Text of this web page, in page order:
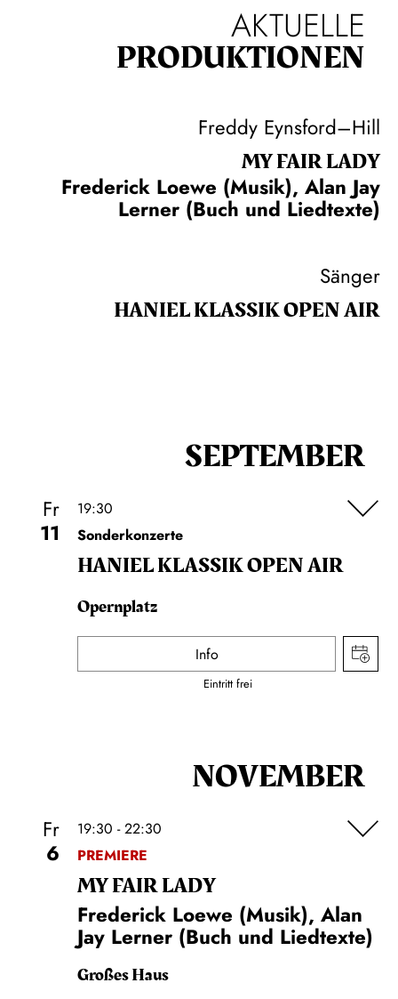
AKTUELLE
PRODUKTIONEN
Freddy Eynsford–Hill
MY FAIR LADY
Frederick Loewe (Musik), Alan Jay
Lerner (Buch und Liedtexte)
Sänger
HANIEL KLASSIK OPEN AIR
SEPTEMBER
Fr
11
19:30
Sonderkonzerte
HANIEL KLASSIK OPEN AIR
Opernplatz
Info
Eintritt frei
NOVEMBER
Fr
6
19:30 - 22:30
PREMIERE
MY FAIR LADY
Frederick Loewe (Musik), Alan
Jay Lerner (Buch und Liedtexte)
Großes Haus